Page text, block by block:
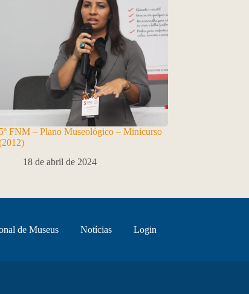
5º FNM – Plano Museológico – Minicurso
18 de abril de 2024
de Museus Notícias Login